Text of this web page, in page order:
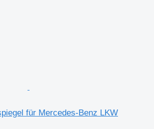
für Mercedes-Benz LKW